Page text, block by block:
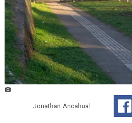
Jonathan Ancahual